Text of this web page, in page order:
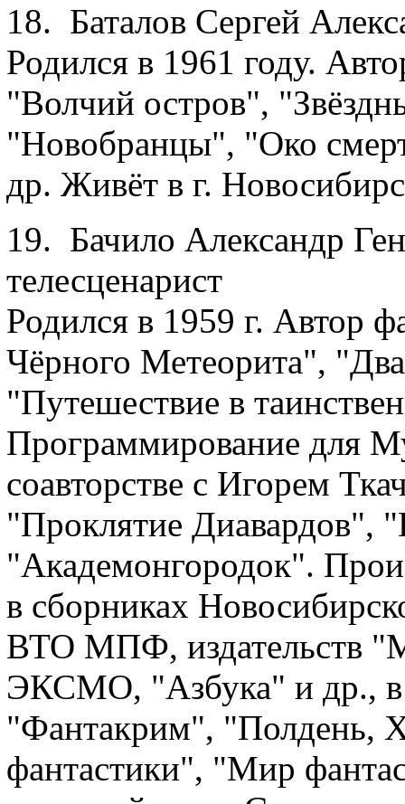
18. Баталов Сергей
Родился в 1961 году.
"Волчий остров",
"Новобранцы", "Око
др. Живёт в г.
19. Бачило Александр
телесценарист
Родился в 1959 г. Автор
Чёрного Метеорита",
"Путешествие в
Программирование для
соавторстве с Игорем
"Проклятие Диавардов",
"Академонгородок".
в сборниках
ВТО МПФ, издательств
ЭКСМО, "Азбука" и др., в
"Фантакрим", "Полдень,
фантастики", "Мир